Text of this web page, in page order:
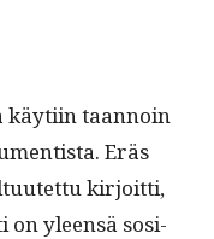
käyti­in taan­noin
Eräs
kir­joit­ti,
on yleen­sä sosi­